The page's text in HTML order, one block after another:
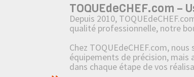
TOQUEdeCHEF.com –
Depuis 2010,
qualité professionnelle, notre
Chez TOQUEdeCHEF.com,
équipements de précision,
dans chaque étape de vos